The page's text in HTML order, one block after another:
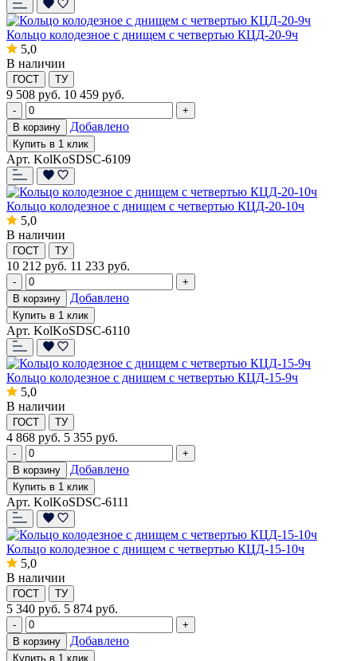
Кольцо колодезное с днищем с четвертью КЦД-20-9ч
5,0
В наличии
ГОСТ ТУ
9 508 руб. 10 459 руб.
-
+
В корзину
Добавлено
Купить в 1 клик
Арт. KolKoSDSC-6109
Кольцо колодезное с днищем с четвертью КЦД-20-10ч
5,0
В наличии
ГОСТ ТУ
10 212 руб. 11 233 руб.
-
+
В корзину
Добавлено
Купить в 1 клик
Арт. KolKoSDSC-6110
Кольцо колодезное с днищем с четвертью КЦД-15-9ч
5,0
В наличии
ГОСТ ТУ
4 868 руб. 5 355 руб.
-
+
В корзину
Добавлено
Купить в 1 клик
Арт. KolKoSDSC-6111
Кольцо колодезное с днищем с четвертью КЦД-15-10ч
5,0
В наличии
ГОСТ ТУ
5 340 руб. 5 874 руб.
-
+
В корзину
Добавлено
Купить в 1 клик